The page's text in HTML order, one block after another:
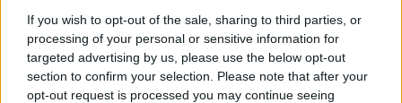
If you wish to opt-out of the sale, sharing to third parties, or
processing of your personal or sensitive information for
targeted advertising by us, please use the below opt-out
section to confirm your selection. Please note that after your
opt-out request is processed you may continue seeing
Διαβάστε και ακολουθήστε τους κανόνες σχολιασμού
ΠΡΟΣΘΗΚΗ